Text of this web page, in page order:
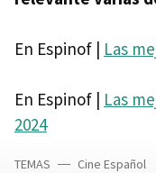
En Espinof | Las
En Espinof | Las
2024
TEMAS Cine Español